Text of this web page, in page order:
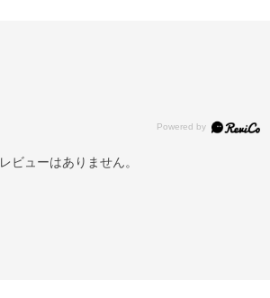
レビューはありません。